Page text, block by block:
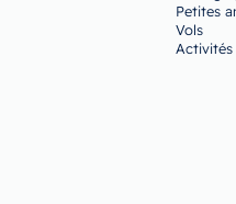
Petites
Vols
Activités